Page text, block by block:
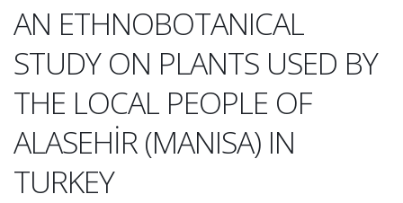
AN ETHNOBOTANICAL
STUDY ON PLANTS USED BY
THE LOCAL PEOPLE OF
ALASEHİR (MANISA) IN
TURKEY